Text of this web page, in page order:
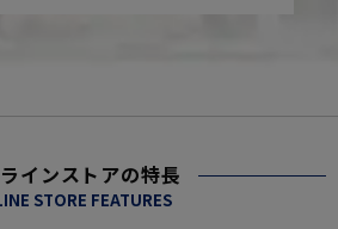
インストアの特長
STORE FEATURES